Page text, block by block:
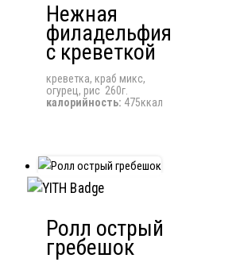
Нежная
филадельфия
с креветкой
креветка, краб микс,
огурец, рис 260г.
калорийность: 475ккал
Ролл острый
гребешок